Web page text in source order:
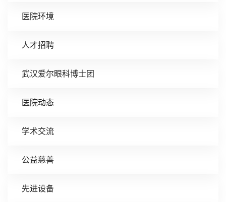
医院环境
人才招聘
武汉爱尔眼科博士团
医院动态
学术交流
公益慈善
先进设备